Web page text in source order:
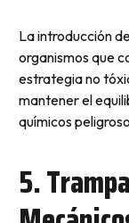
La introducción
organismos que
estrategia no
mantener el
químicos
5.